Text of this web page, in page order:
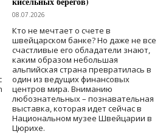
08.07.2026
Кто не мечтает о счете в
швейцарском банке? Но даже не все
счастливые его обладатели знают,
каким образом небольшая
альпийская страна превратилась в
один из ведущих финансовых
центров мира. Вниманию
любознательных – познавательная
выставка, которая идет сейчас в
Национальном музее Швейцарии в
Цюрихе.